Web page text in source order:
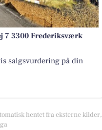
7 3300 Frederiksværk
salgsvurdering på din
hentet fra eksterne